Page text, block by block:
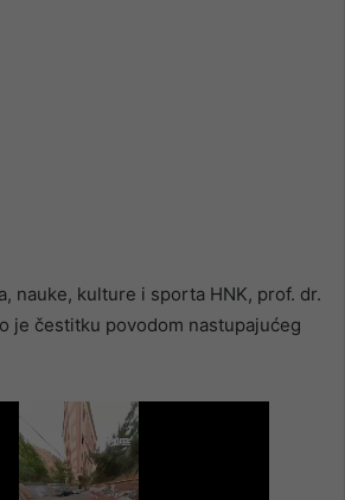
nauke, kulture i sporta HNK, prof. dr.
je čestitku povodom nastupajućeg